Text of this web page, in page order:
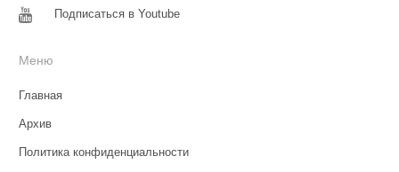
Подписаться в Youtube
Меню
Главная
Архив
Политика конфиденциальности